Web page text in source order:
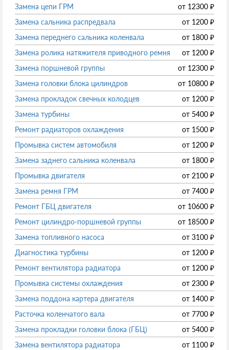
Замена цепи ГРМ
от 12300 ₽
Замена сальника распредвала
от 1200 ₽
Замена переднего сальника коленвала
от 1800 ₽
Замена ролика натяжителя приводного ремня
от 1200 ₽
Замена поршневой группы
от 12300 ₽
Замена головки блока цилиндров
от 10800 ₽
Замена прокладок свечных колодцев
от 1200 ₽
Замена турбины
от 5400 ₽
Ремонт радиаторов охлаждения
от 1500 ₽
Промывка систем автомобиля
от 1200 ₽
Замена заднего сальника коленвала
от 1800 ₽
Промывка двигателя
от 2100 ₽
Замена ремня ГРМ
от 7400 ₽
Ремонт ГБЦ двигателя
от 10600 ₽
Ремонт цилиндро-поршневой группы
от 18500 ₽
Замена топливного насоса
от 3100 ₽
Диагностика турбины
от 1200 ₽
Ремонт вентилятора радиатора
от 1200 ₽
Промывка системы охлаждения
от 2300 ₽
Замена поддона картера двигателя
от 1400 ₽
Расточка коленчатого вала
от 7700 ₽
Замена прокладки головки блока (ГБЦ)
от 5400 ₽
Замена вентилятора радиатора
от 1100 ₽